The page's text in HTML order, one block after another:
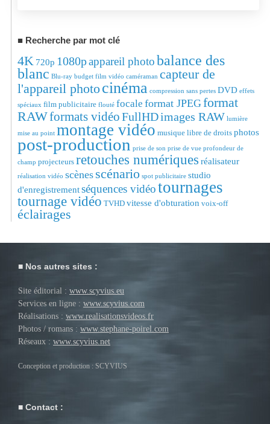
Recherche par mot clé
4K 720p 1080pappareil photobalance des
blanc Blu-ray budget film vidéo caméraman capteur de
l'appareil photocinéma compression sans pertes DVD effets
spéciaux film publicitaire flouté focale format JPEGformat
RAWformats vidéoFullHDimages RAW lumière
mise au point montage vidéo musique libre de droits photos
post-production prise de son prise de vue profondeur de
champ projecteurs retouches numériques réalisateur
réalisation vidéo scènes scénario spot publicitaire studio
d'enregistrementséquences vidéotournages
tournage vidéo TVHD vitesse d'obturation voix-off
éclairages
Nos autres sites :
Site éditorial : www.scyvius.eu
Services en ligne : www.scyvius.com
Réalisations : www.realisationsvideos.fr
Photos / romans : www.stephane-poirel.com
Réseaux : www.scyvius.net
Conception et production : SCYVIUS
Contact :